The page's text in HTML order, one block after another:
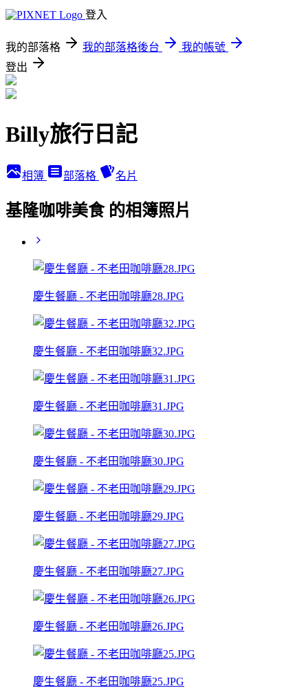
登入
我的部落格 我的部落格後台
我的帳號
登出
Billy旅行日記
相簿 部落格 名片
基隆咖啡美食 的相簿照片
慶生餐廳 - 不老田咖啡廳28.JPG
慶生餐廳 - 不老田咖啡廳32.JPG
慶生餐廳 - 不老田咖啡廳31.JPG
慶生餐廳 - 不老田咖啡廳30.JPG
慶生餐廳 - 不老田咖啡廳29.JPG
慶生餐廳 - 不老田咖啡廳27.JPG
慶生餐廳 - 不老田咖啡廳26.JPG
慶生餐廳 - 不老田咖啡廳25.JPG